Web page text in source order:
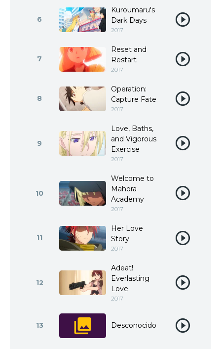
6
Kuroumaru's
Dark Days
2017
7
Reset and
Restart
2017
8
Operation:
Capture Fate
2017
9
Love, Baths,
and Vigorous
Exercise
2017
10
Welcome to
Mahora
Academy
2017
11
Her Love
Story
2017
12
Adeat!
Everlasting
Love
2017
13 Desconocido